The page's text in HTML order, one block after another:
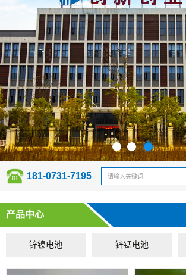
181-0731-7195
产品中心
锌镍电池 锌锰电池